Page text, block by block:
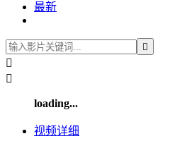
最新



loading...
视频详细